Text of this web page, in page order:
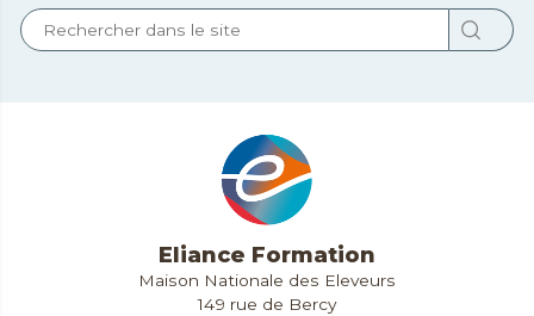
Eliance Formation
Maison Nationale des Eleveurs
149 rue de Bercy